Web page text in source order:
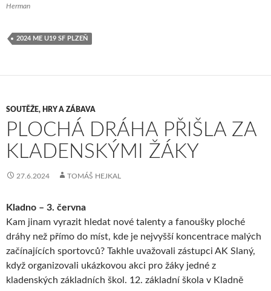
Herman
2024 ME U19 SF PLZEŇ
SOUTĚŽE, HRY A ZÁBAVA
PLOCHÁ DRÁHA PŘIŠLA ZA
KLADENSKÝMI ŽÁKY
27.6.2024 TOMÁŠ HEJKAL
Kladno – 3. června
Kam jinam vyrazit hledat nové talenty a fanoušky ploché
dráhy než přímo do míst, kde je nejvyšší koncentrace malých
začínajících sportovců? Takhle uvažovali zástupci AK Slaný,
když organizovali ukázkovou akci pro žáky jedné z
kladenských základních škol. 12. základní škola v Kladně